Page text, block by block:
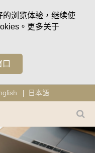
浏览体验，继续使
。更多关于
日本語